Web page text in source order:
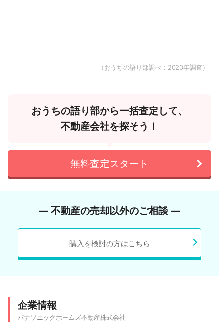
（おうちの語り部調べ：2020年調査）
おうちの語り部から一括査定して、
不動産会社を探そう！
無料査定スタート
― 不動産の売却以外のご相談 ―
購入を検討の方はこちら
企業情報
パナソニックホームズ不動産株式会社